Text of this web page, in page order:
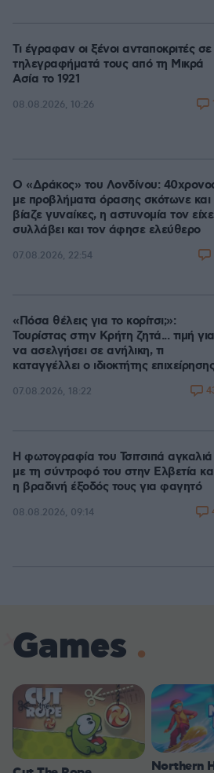
Τι έγραφαν οι ξένοι ανταποκριτές σε
τηλεγραφήματά τους από τη Μικρά
Ασία το 1921
08.08.2026, 10:26
Ο «Δράκος» του Λονδίνου:
με προβλήματα όρασης σκότωνε και
βίαζε γυναίκες, η αστυνομία τον είχε
συλλάβει και τον άφησε ελεύθερο
07.08.2026, 22:54
«Πόσα θέλεις για το κορίτσι;»:
Τουρίστας στην Κρήτη ζητά... τιμή για
να ασελγήσει σε ανήλικη, τι
καταγγέλλει ο ιδιοκτήτης επιχείρησης
07.08.2026, 18:22
Η φωτογραφία του Τσιτσιπά αγκαλιά
με τη σύντροφό του στην Ελβετία
η βραδινή έξοδός τους για φαγητό
08.08.2026, 09:14
Games
Northern